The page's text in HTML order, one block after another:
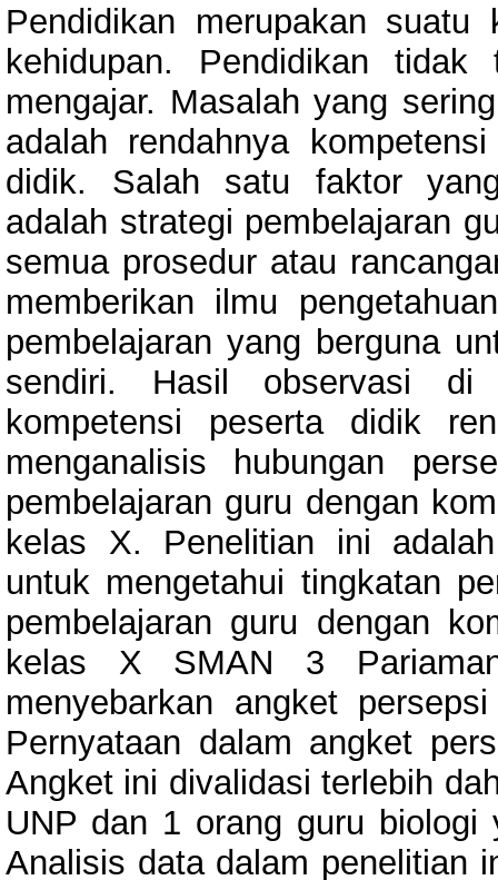
Pendidikan merupakan
kehidupan. Pendidikan
mengajar. Masalah yang
adalah rendahnya
didik. Salah satu faktor
adalah strategi pembelajaran
semua prosedur atau
memberikan ilmu
pembelajaran yang berguna
sendiri. Hasil observasi di
kompetensi peserta didik
menganalisis hubungan
pembelajaran guru dengan
kelas X. Penelitian ini
untuk mengetahui tingkatan
pembelajaran guru dengan
kelas X SMAN 3
menyebarkan angket
Pernyataan dalam angket
Angket ini divalidasi terlebih
UNP dan 1 orang guru
Analisis data dalam penelitian